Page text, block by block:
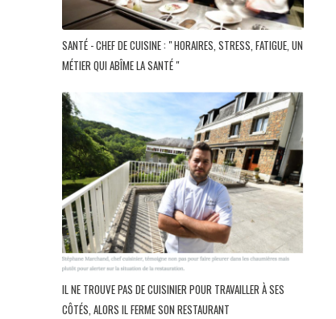
SANTÉ - CHEF DE CUISINE : " HORAIRES, STRESS, FATIGUE, UN
MÉTIER QUI ABÎME LA SANTÉ "
IL NE TROUVE PAS DE CUISINIER POUR TRAVAILLER À SES
CÔTÉS, ALORS IL FERME SON RESTAURANT